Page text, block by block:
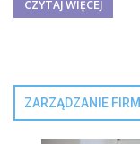
CZYTAJ WIĘCEJ
ZARZĄDZANIE